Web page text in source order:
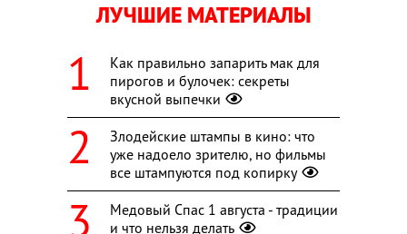
ЛУЧШИЕ МАТЕРИАЛЫ
Как правильно запарить мак для
пирогов и булочек: секреты
вкусной выпечки
Злодейские штампы в кино: что
уже надоело зрителю, но фильмы
все штампуются под копирку
Медовый Спас 1 августа - традиции
и что нельзя делать